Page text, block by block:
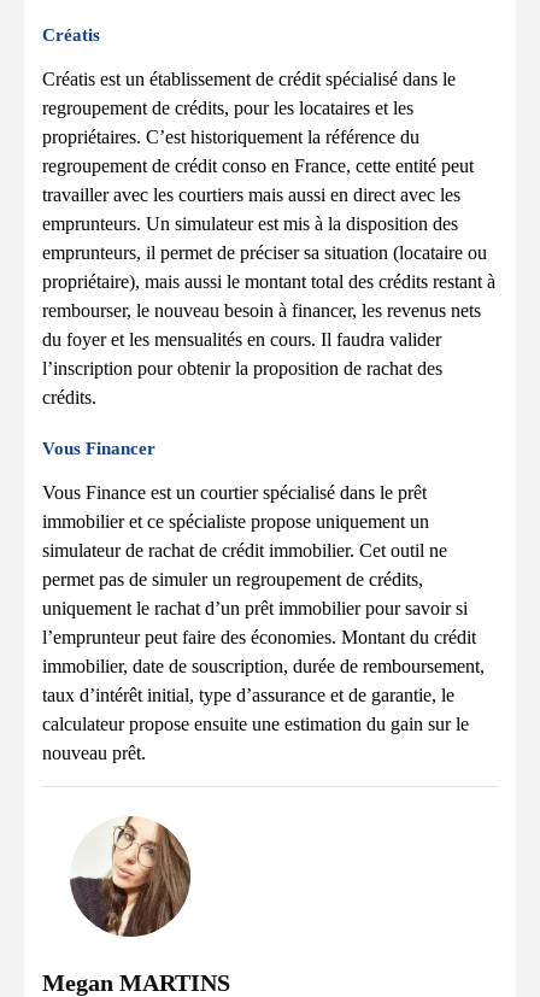
Créatis
Créatis est un établissement de crédit spécialisé dans le
regroupement de crédits, pour les locataires et les
propriétaires. C’est historiquement la référence du
regroupement de crédit conso en France, cette entité peut
travailler avec les courtiers mais aussi en direct avec les
emprunteurs. Un simulateur est mis à la disposition des
emprunteurs, il permet de préciser sa situation (locataire ou
propriétaire), mais aussi le montant total des crédits restant à
rembourser, le nouveau besoin à financer, les revenus nets
du foyer et les mensualités en cours. Il faudra valider
l’inscription pour obtenir la proposition de rachat des
crédits.
Vous Financer
Vous Finance est un courtier spécialisé dans le prêt
immobilier et ce spécialiste propose uniquement un
simulateur de rachat de crédit immobilier. Cet outil ne
permet pas de simuler un regroupement de crédits,
uniquement le rachat d’un prêt immobilier pour savoir si
l’emprunteur peut faire des économies. Montant du crédit
immobilier, date de souscription, durée de remboursement,
taux d’intérêt initial, type d’assurance et de garantie, le
calculateur propose ensuite une estimation du gain sur le
nouveau prêt.
Megan MARTINS